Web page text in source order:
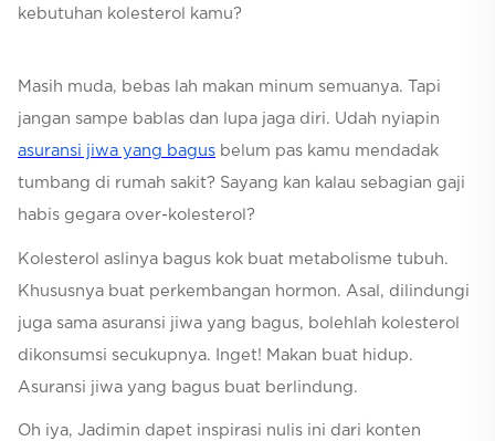
kebutuhan kolesterol kamu?
Masih muda, bebas lah makan minum semuanya. Tapi
jangan sampe bablas dan lupa jaga diri. Udah nyiapin
asuransi jiwa yang bagus belum pas kamu mendadak
tumbang di rumah sakit? Sayang kan kalau sebagian gaji
habis gegara over-kolesterol?
Kolesterol aslinya bagus kok buat metabolisme tubuh.
Khususnya buat perkembangan hormon. Asal, dilindungi
juga sama asuransi jiwa yang bagus, bolehlah kolesterol
dikonsumsi secukupnya. Inget! Makan buat hidup.
Asuransi jiwa yang bagus buat berlindung.
Oh iya, Jadimin dapet inspirasi nulis ini dari konten